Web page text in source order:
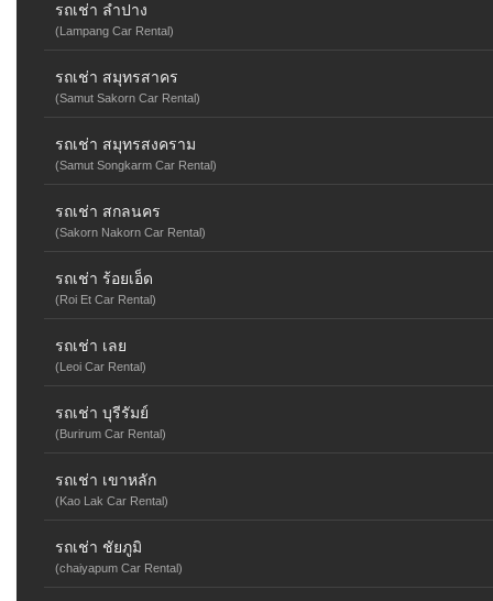
รถเช่า ลำปาง
(Lampang Car Rental)
รถเช่า สมุทรสาคร
(Samut Sakorn Car Rental)
รถเช่า สมุทรสงคราม
(Samut Songkarm Car Rental)
รถเช่า สกลนคร
(Sakorn Nakorn Car Rental)
รถเช่า ร้อยเอ็ด
(Roi Et Car Rental)
รถเช่า เลย
(Leoi Car Rental)
รถเช่า บุรีรัมย์
(Burirum Car Rental)
รถเช่า เขาหลัก
(Kao Lak Car Rental)
รถเช่า ชัยภูมิ
(chaiyapum Car Rental)